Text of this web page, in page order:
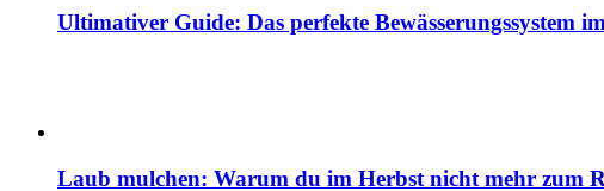
Ultimativer Guide: Das perfekte Bewässerungssystem
Laub mulchen: Warum du im Herbst nicht mehr zum